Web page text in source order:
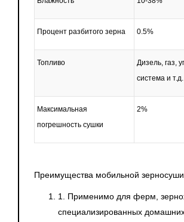
Процент разбитого зерна 0.5%
Топливо
Дизель, газ,
система и т.д.
Максимальная
погрешность сушки
2%
Преимущества мобильной
1. Применимо для ферм,
специализированных